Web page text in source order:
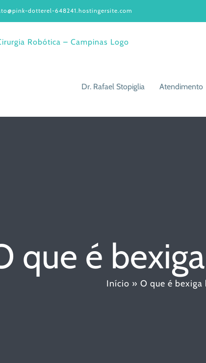
dotterel-648241.hostingersite.com
Dr. Rafael Stopiglia Atendimento
que é
Início » O que é